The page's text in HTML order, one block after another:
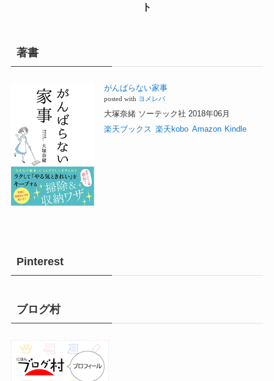
ト
著書
がんばらない家事
posted with ヨメレバ
大塚奈緒 ソーテック社 2018年06月
楽天ブックス 楽天kobo Amazon Kindle
Pinterest
ブログ村